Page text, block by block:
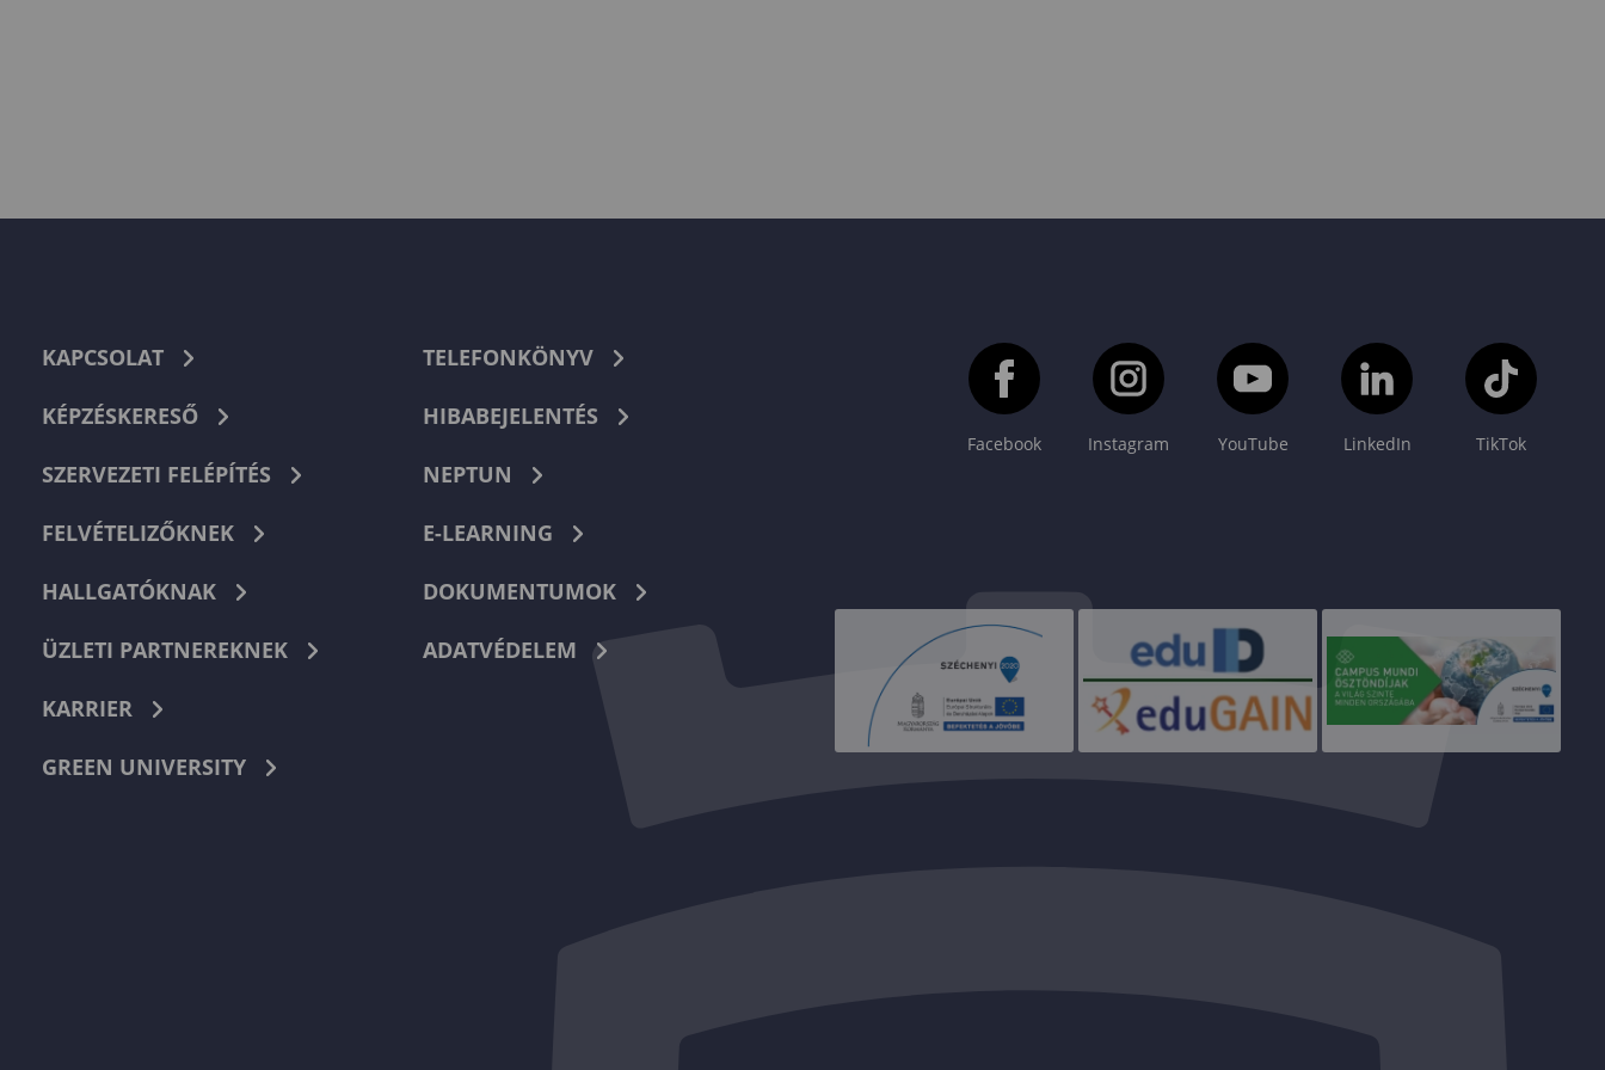
KAPCSOLAT
KÉPZÉSKERESŐ
SZERVEZETI FELÉPÍTÉS
FELVÉTELIZŐKNEK
HALLGATÓKNAK
ÜZLETI PARTNEREKNEK
KARRIER
GREEN UNIVERSITY
TELEFONKÖNYV
HIBABEJELENTÉS
NEPTUN
E-LEARNING
DOKUMENTUMOK
ADATVÉDELEM
Facebook Instagram YouTube LinkedIn TikTok